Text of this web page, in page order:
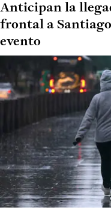
Anticipan la
frontal a
evento